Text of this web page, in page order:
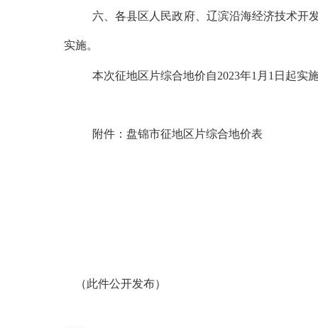
六、各县区人民政府、辽滨沿海经济技术开
实施。
本次征地区片综合地价自2023年1 月 1 日起实
附件：盘锦市征地区片综合地价表
（此件公开发布）